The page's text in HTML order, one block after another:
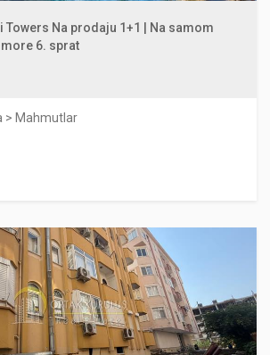
Towers Na prodaju 1+1 | Na samom
6. sprat
> Mahmutlar